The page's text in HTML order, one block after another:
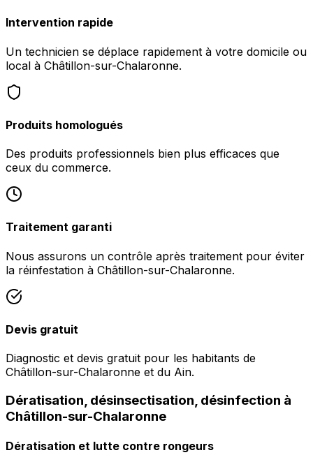
Intervention rapide
Un technicien se déplace rapidement à votre domicile ou
local à Châtillon-sur-Chalaronne.
Produits homologués
Des produits professionnels bien plus efficaces que
ceux du commerce.
Traitement garanti
Nous assurons un contrôle après traitement pour éviter
la réinfestation à Châtillon-sur-Chalaronne.
Devis gratuit
Diagnostic et devis gratuit pour les habitants de
Châtillon-sur-Chalaronne et du Ain.
Dératisation, désinsectisation, désinfection à
Châtillon-sur-Chalaronne
Dératisation et lutte contre rongeurs